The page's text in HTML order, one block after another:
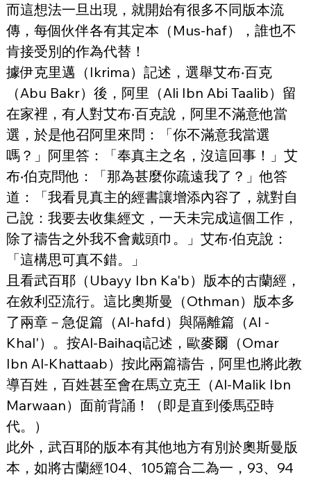
而這想法一旦出現，就開始有很多不同版本流
傳，每個伙伴各有其定本（Mus-haf），誰也不
肯接受別的作為代替！
據伊克里邁（Ikrima）記述，選舉艾布‧百克
（Abu Bakr）後，阿里（Ali Ibn Abi Taalib）留
在家裡，有人對艾布‧百克說，阿里不滿意他當
選，於是他召阿里來問：「你不滿意我當選
嗎？」阿里答：「奉真主之名，沒這回事！」艾
布‧伯克問他：「那為甚麼你疏遠我了？」他答
道：「我看見真主的經書讓增添內容了，就對自
己說：我要去收集經文，一天未完成這個工作，
除了禱告之外我不會戴頭巾。」艾布‧伯克說：
「這構思可真不錯。」
且看武百耶（Ubayy Ibn Ka'b）版本的古蘭經，
在敘利亞流行。這比奧斯曼（Othman）版本多
了兩章－急促篇（Al-hafd）與隔離篇（Al -
Khal'）。按Al-Baihaqi記述，歐麥爾（Omar
Ibn Al-Khattaab）按此兩篇禱告，阿里也將此教
導百姓，百姓甚至會在馬立克王（Al-Malik Ibn
Marwaan）面前背誦！（即是直到倭馬亞時
代。）
此外，武百耶的版本有其他地方有別於奧斯曼版
本，如將古蘭經104、105篇合二為一，93、94